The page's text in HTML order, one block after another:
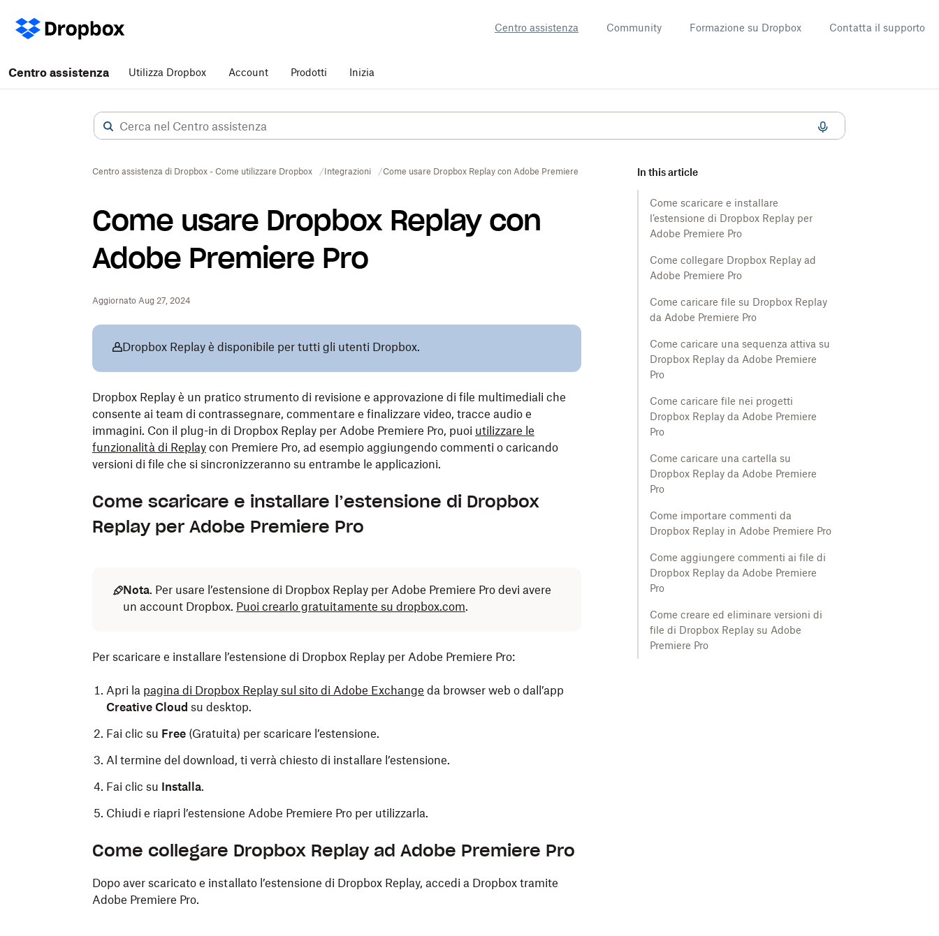
Centro assistenza Community Formazione su Dropbox Contatta il supporto
Centro assistenza Utilizza Dropbox Account Prodotti Inizia
Centro assistenza di Dropbox - Come utilizzare Dropbox Integrazioni Come usare Dropbox Replay con Adobe Premiere Pro
Come usare Dropbox Replay con
Adobe Premiere Pro
Aggiornato Aug 27, 2024
In this article
Come scaricare e installare
l’estensione di Dropbox Replay per
Adobe Premiere Pro
Come collegare Dropbox Replay ad
Adobe Premiere Pro
Come caricare file su Dropbox Replay
da Adobe Premiere Pro
Come caricare una sequenza attiva su
Dropbox Replay da Adobe Premiere
Pro
Come caricare file nei progetti
Dropbox Replay da Adobe Premiere
Pro
Come caricare una cartella su
Dropbox Replay da Adobe Premiere
Pro
Come importare commenti da
Dropbox Replay in Adobe Premiere Pro
Come aggiungere commenti ai file di
Dropbox Replay da Adobe Premiere
Pro
Come creare ed eliminare versioni di
file di Dropbox Replay su Adobe
Premiere Pro
Dropbox Replay è disponibile per tutti gli utenti Dropbox.
Dropbox Replay è un pratico strumento di revisione e approvazione di file multimediali che
consente ai team di contrassegnare, commentare e finalizzare video, tracce audio e
immagini. Con il plug-in di Dropbox Replay per Adobe Premiere Pro, puoi utilizzare le
funzionalità di Replay con Premiere Pro, ad esempio aggiungendo commenti o caricando
versioni di file che si sincronizzeranno su entrambe le applicazioni.
Come scaricare e installare l’estensione di Dropbox
Replay per Adobe Premiere Pro
Nota. Per usare l’estensione di Dropbox Replay per Adobe Premiere Pro devi avere
un account Dropbox. Puoi crearlo gratuitamente su dropbox.com.
Per scaricare e installare l’estensione di Dropbox Replay per Adobe Premiere Pro:
Apri la pagina di Dropbox Replay sul sito di Adobe Exchange da browser web o dall’app
Creative Cloud su desktop.
Fai clic su Free (Gratuita) per scaricare l’estensione.
Al termine del download, ti verrà chiesto di installare l’estensione.
Fai clic su Installa.
Chiudi e riapri l’estensione Adobe Premiere Pro per utilizzarla.
Come collegare Dropbox Replay ad Adobe Premiere Pro
Dopo aver scaricato e installato l’estensione di Dropbox Replay, accedi a Dropbox tramite
Adobe Premiere Pro.